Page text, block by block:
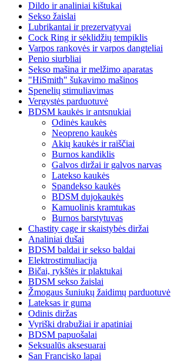
Dildo ir analiniai kištukai
Sekso žaislai
Lubrikantai ir prezervatyvai
Cock Ring ir sėklidžių tempiklis
Varpos rankovės ir varpos dangteliai
Penio siurbliai
Sekso mašina ir melžimo aparatas
"HiSmith" šukavimo mašinos
Spenelių stimuliavimas
Vergystės parduotuvė
BDSM kaukės ir antsnukiai
Odinės kaukės
Neopreno kaukės
Akių kaukės ir raiščiai
Burnos kandiklis
Galvos diržai ir galvos narvas
Latekso kaukės
Spandekso kaukės
BDSM dujokaukės
Kamuolinis kramtukas
Burnos barstytuvas
Chastity cage ir skaistybės diržai
Analiniai dušai
BDSM baldai ir sekso baldai
Elektrostimuliacija
Bičai, rykštės ir plaktukai
BDSM sekso žaislai
Žmogaus šuniukų žaidimų parduotuvė
Lateksas ir guma
Odinis diržas
Vyriški drabužiai ir apatiniai
BDSM papuošalai
Seksualūs aksesuarai
San Francisko lapai